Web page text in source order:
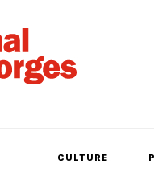
CULTURE